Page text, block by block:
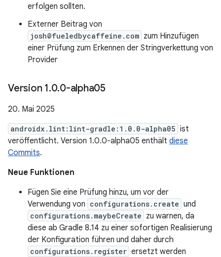
erfolgen sollten.
Externer Beitrag von
josh@fueledbycaffeine.com zum Hinzufügen
einer Prüfung zum Erkennen der Stringverkettung von
Provider
Version 1.0.0-alpha05
20. Mai 2025
androidx.lint:lint-gradle:1.0.0-alpha05 ist
veröffentlicht. Version 1.0.0-alpha05 enthält diese
Commits.
Neue Funktionen
Fügen Sie eine Prüfung hinzu, um vor der
Verwendung von configurations.create und
configurations.maybeCreate zu warnen, da
diese ab Gradle 8.14 zu einer sofortigen Realisierung
der Konfiguration führen und daher durch
configurations.register ersetzt werden